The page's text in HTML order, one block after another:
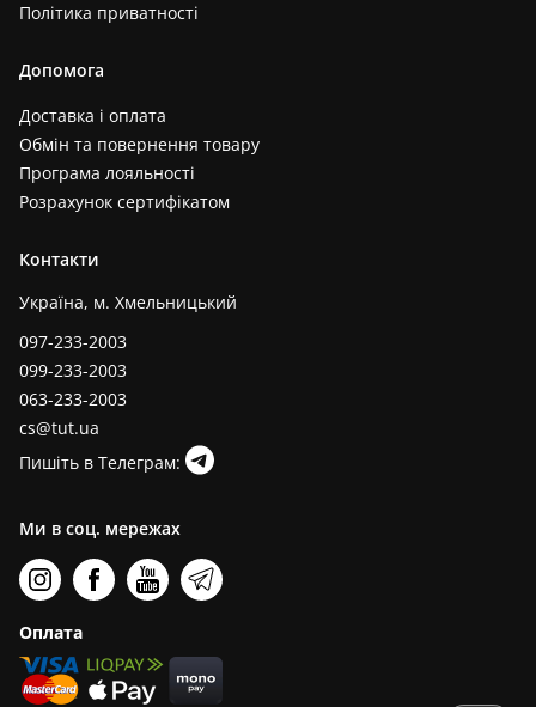
Політика приватності
Допомога
Доставка і оплата
Обмін та повернення товару
Програма лояльності
Розрахунок сертифікатом
Контакти
Україна, м. Хмельницький
097-233-2003
099-233-2003
063-233-2003
cs@tut.ua
Пишіть в Телеграм:
Ми в соц. мережах
Оплата